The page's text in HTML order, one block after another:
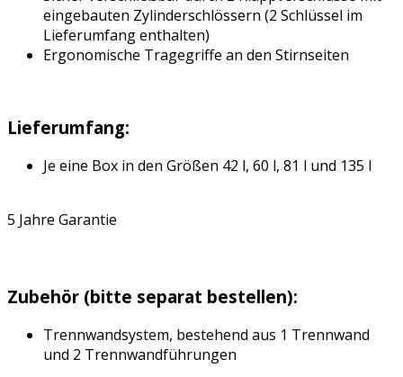
eingebauten Zylinderschlössern (2 Schlüssel im
Lieferumfang enthalten)
Ergonomische Tragegriffe an den Stirnseiten
Lieferumfang:
Je eine Box in den Größen 42 l, 60 l, 81 l und 135 l
5 Jahre Garantie
Zubehör (bitte separat bestellen):
Trennwandsystem, bestehend aus 1 Trennwand
und 2 Trennwandführungen